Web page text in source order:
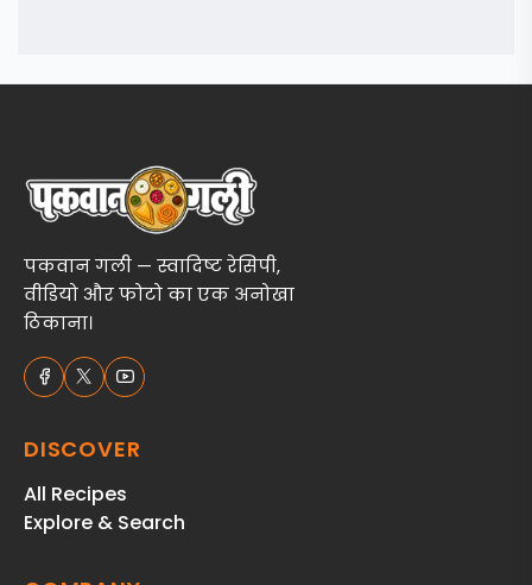
पकवान गली — स्वादिष्ट रेसिपी,
वीडियो और फोटो का एक अनोखा
ठिकाना।
DISCOVER
All Recipes
Explore & Search